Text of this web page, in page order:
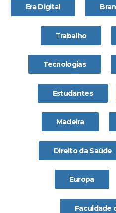
Era Digital
Trabalho
Tecnologias
Estudantes
Madeira
Direito da Saúde
Europa
Faculdade